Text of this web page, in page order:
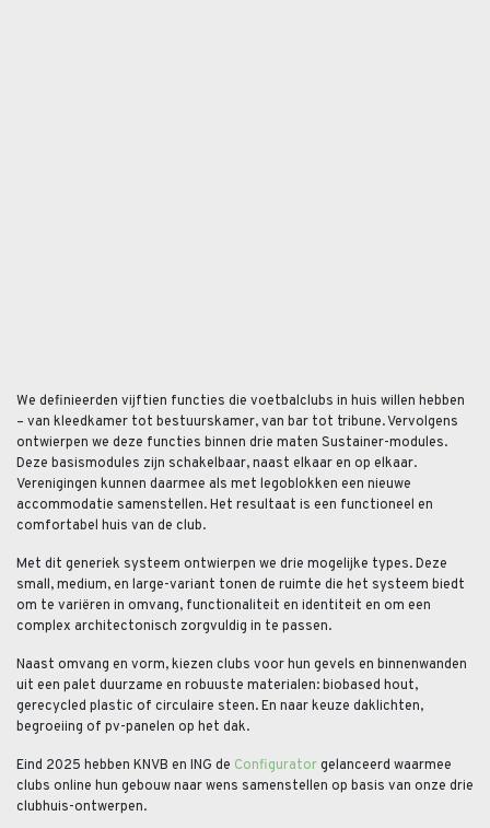
We definieerden vijftien functies die voetbalclubs in huis willen hebben
– van kleedkamer tot bestuurskamer, van bar tot tribune. Vervolgens
ontwierpen we deze functies binnen drie maten Sustainer-modules.
Deze basismodules zijn schakelbaar, naast elkaar en op elkaar.
Verenigingen kunnen daarmee als met legoblokken een nieuwe
accommodatie samenstellen. Het resultaat is een functioneel en
comfortabel huis van de club.
Met dit generiek systeem ontwierpen we drie mogelijke types. Deze
small, medium, en large-variant tonen de ruimte die het systeem biedt
om te variëren in omvang, functionaliteit en identiteit en om een
complex architectonisch zorgvuldig in te passen.
Naast omvang en vorm, kiezen clubs voor hun gevels en binnenwanden
uit een palet duurzame en robuuste materialen: biobased hout,
gerecycled plastic of circulaire steen. En naar keuze daklichten,
begroeiing of pv-panelen op het dak.
Eind 2025 hebben KNVB en ING de Configuratorgelanceerd waarmee
clubs online hun gebouw naar wens samenstellen op basis van onze drie
clubhuis-ontwerpen.